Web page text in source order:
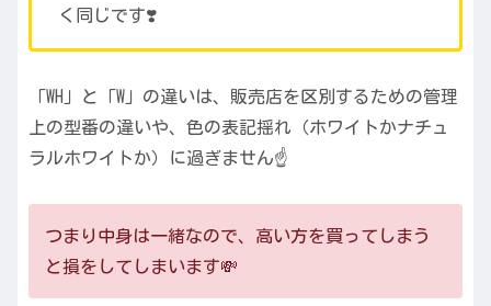
く同じです❣️
「WH」と「W」の違いは、販売店を区別するための管理
上の型番の違いや、色の表記揺れ（ホワイトかナチュ
ラルホワイトか）に過ぎません☝️
つまり中身は一緒なので、高い方を買ってしまう
と損をしてしまいます💸